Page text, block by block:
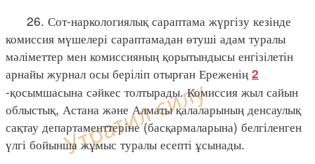
26. Сот-наркологиялық сараптама жүргізу кезінде
комиссия мүшелері сараптамадан өтуші адам туралы
мәліметтер мен комиссияның қорытындысы енгізілетін
арнайы журнал осы беріліп отырған Ереженің 2
-қосымшасына сәйкес толтырады. Комиссия жыл сайын
облыстық, Астана және Алматы қалаларының денсаулық
сақтау департаменттеріне (басқармаларына) белгіленген
үлгі бойынша жұмыс туралы есепті ұсынады.